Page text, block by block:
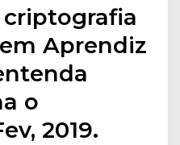
Aprendiz
o
2019.